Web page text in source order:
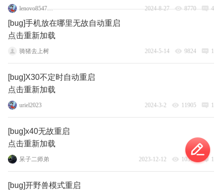
lenovo85477926 2024-8-27 8770 4
[bug]手机放在哪里无故自动重启
点击重新加载
骑猪去上树 2024-5-14 9824 1
[bug]X30不定时自动重启
点击重新加载
uriel2023 2024-3-2 11905 1
[bug]x40无故重启
点击重新加载
呆子二师弟 2023-12-12 10393 1
[bug]开野兽模式重启